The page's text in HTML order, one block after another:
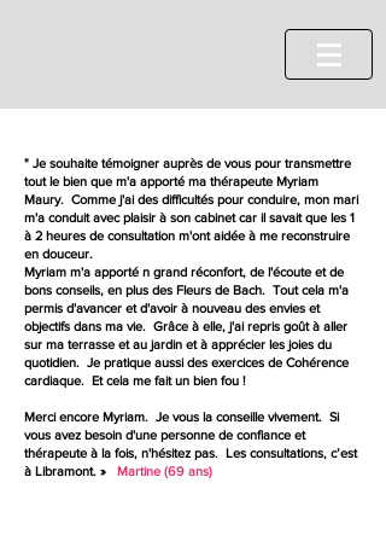
" Je souhaite témoigner auprès de vous pour transmettre
tout le bien que m'a apporté ma thérapeute Myriam
Maury. Comme j'ai des difficultés pour conduire, mon mari
m'a conduit avec plaisir à son cabinet car il savait que les 1
à 2 heures de consultation m'ont aidée à me reconstruire
en douceur.
Myriam m'a apporté n grand réconfort, de l'écoute et de
bons conseils, en plus des Fleurs de Bach. Tout cela m'a
permis d'avancer et d'avoir à nouveau des envies et
objectifs dans ma vie. Grâce à elle, j'ai repris goût à aller
sur ma terrasse et au jardin et à apprécier les joies du
quotidien. Je pratique aussi des exercices de Cohérence
cardiaque. Et cela me fait un bien fou !
Merci encore Myriam. Je vous la conseille vivement. Si
vous avez besoin d'une personne de confiance et
thérapeute à la fois, n'hésitez pas. Les consultations, c’est
à Libramont. » Martine (69 ans)